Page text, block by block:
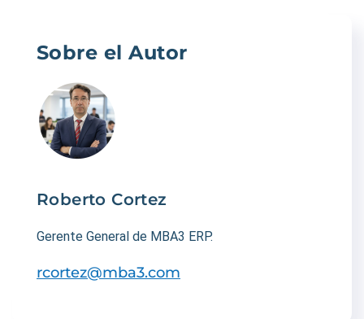
Sobre el Autor
Roberto Cortez
Gerente General de MBA3 ERP.
rcortez@mba3.com